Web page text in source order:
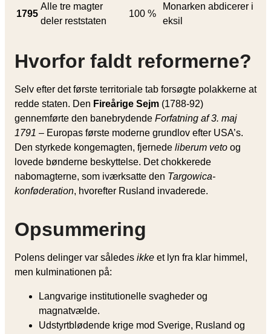
1795
Alle tre magter
deler reststaten
100 %
Monarken abdicerer i
eksil
Hvorfor faldt reformerne?
Selv efter det første territoriale tab forsøgte polakkerne at
redde staten. Den Fireårige Sejm (1788-92)
gennemførte den banebrydende Forfatning af 3. maj
1791 – Europas første moderne grundlov efter USA’s.
Den styrkede kongemagten, fjernede liberum veto og
lovede bønderne beskyttelse. Det chokkerede
nabomagterne, som iværksatte den Targowica-
konføderation, hvorefter Rusland invaderede.
Opsummering
Polens delinger var således ikke et lyn fra klar himmel,
men kulminationen på:
Langvarige institutionelle svagheder og
magnatvælde.
Udstyrtblødende krige mod Sverige, Rusland og